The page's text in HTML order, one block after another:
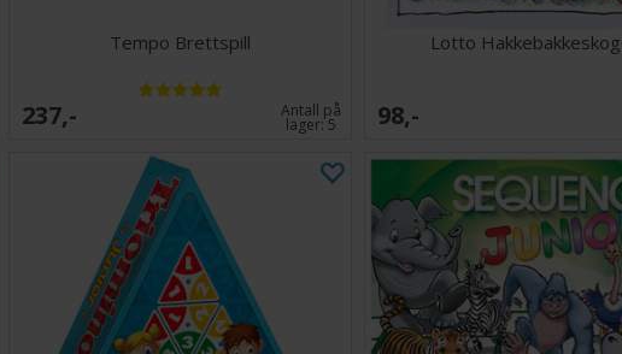
Tempo Brettspill
237,- Antall på
lager:5
Lotto
98,-